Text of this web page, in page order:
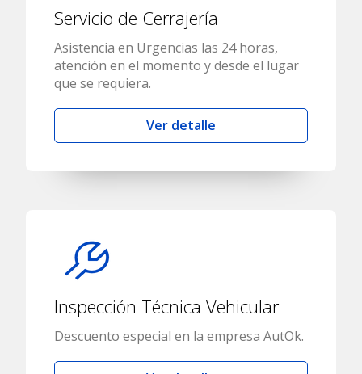
Servicio de Cerrajería
Asistencia en Urgencias las 24 horas,
atención en el momento y desde el lugar
que se requiera.
Ver detalle
Inspección Técnica Vehicular
Descuento especial en la empresa AutOk.